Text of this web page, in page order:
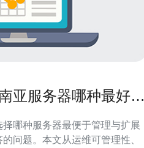
亚服务器哪种最好便
哪种服务器最便于管理与扩展
问题。本文从运维可管理性、